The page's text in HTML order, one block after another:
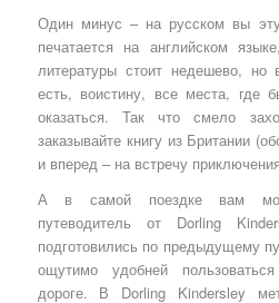
Один минус – на русском вы
печатается на английском
литературы стоит недешево,
есть, воистину, все места,
оказаться. Так что смело
заказывайте книгу из Британии
и вперед – на встречу
А в самой поездке вам
путеводитель от Dorling
подготовились по предыдущему
ощутимо удобней
дороге. В Dorling Kindersley